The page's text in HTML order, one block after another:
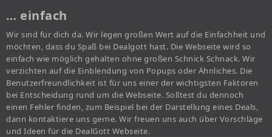
… einfach
Wir sind für dich da. Wir legen großen Wert auf die Einfachheit und
möchten, dass du Spaß bei Dealgott hast. Die Webseite wird so
einfach wie möglich gehalten ohne großen Schnick Schnack. Wir
verzichten auf die Einblendung von Popups oder Ähnliches. Die
Benutzerfreundlichkeit ist für uns einer der wichtigsten Faktoren
bei Entscheidung rund um die Webseite. Solltest du dennoch
einen Fehler finden, zum Beispiel bei der Darstellung eines Deals,
dann kontaktiere uns gerne. Wir freuen uns auch über Vorschläge
und Ideen für die DealGott Webseite.